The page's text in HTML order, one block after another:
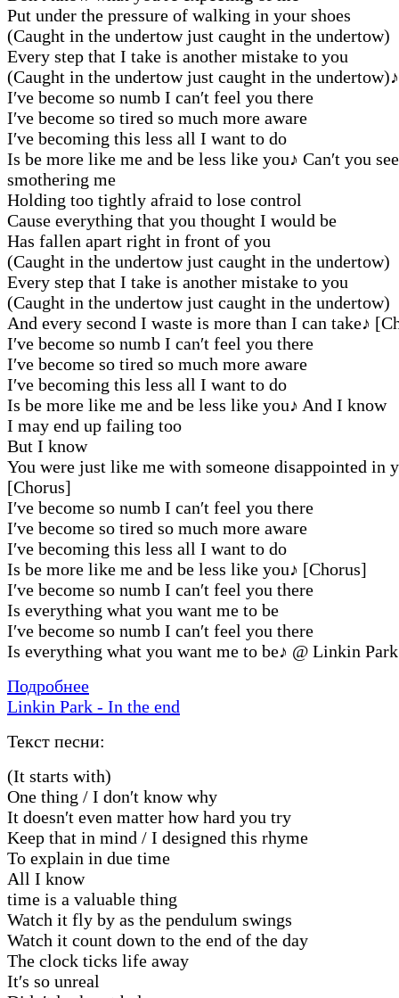
Put under the pressure of walking in your shoes
(Caught in the undertow just caught in the undertow)
Every step that I take is another mistake to you
(Caught in the undertow just caught in the undertow)♪
I′ve become so numb I can′t feel you there
I′ve become so tired so much more aware
I′ve becoming this less all I want to do
Is be more like me and be less like you♪ Can′t you
smothering me
Holding too tightly afraid to lose control
Cause everything that you thought I would be
Has fallen apart right in front of you
(Caught in the undertow just caught in the undertow)
Every step that I take is another mistake to you
(Caught in the undertow just caught in the undertow)
And every second I waste is more than I can take♪
I′ve become so numb I can′t feel you there
I′ve become so tired so much more aware
I′ve becoming this less all I want to do
Is be more like me and be less like you♪ And I know
I may end up failing too
But I know
You were just like me with someone disappointed in
[Chorus]
I′ve become so numb I can′t feel you there
I′ve become so tired so much more aware
I′ve becoming this less all I want to do
Is be more like me and be less like you♪ [Chorus]
I′ve become so numb I can′t feel you there
Is everything what you want me to be
I′ve become so numb I can′t feel you there
Is everything what you want me to be♪ @ Linkin Park
Подробнее
Linkin Park - In the end
Текст песни:
(It starts with)
One thing / I don′t know why
It doesn′t even matter how hard you try
Keep that in mind / I designed this rhyme
To explain in due time
All I know
time is a valuable thing
Watch it fly by as the pendulum swings
Watch it count down to the end of the day
The clock ticks life away
It′s so unreal